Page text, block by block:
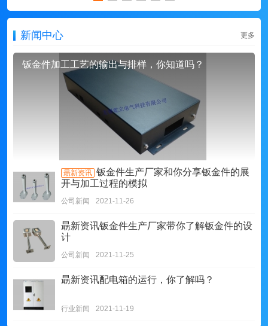
新闻中心 更多
钣金件加工工艺的输出与排样，你知道吗？
朂新资讯 钣金件生产厂家和你分享钣金件的展
开与加工过程的模拟
公司新闻 2021-11-26
朂新资讯钣金件生产厂家带你了解钣金件的设
计
公司新闻 2021-11-25
朂新资讯配电箱的运行，你了解吗？
行业新闻 2021-11-19